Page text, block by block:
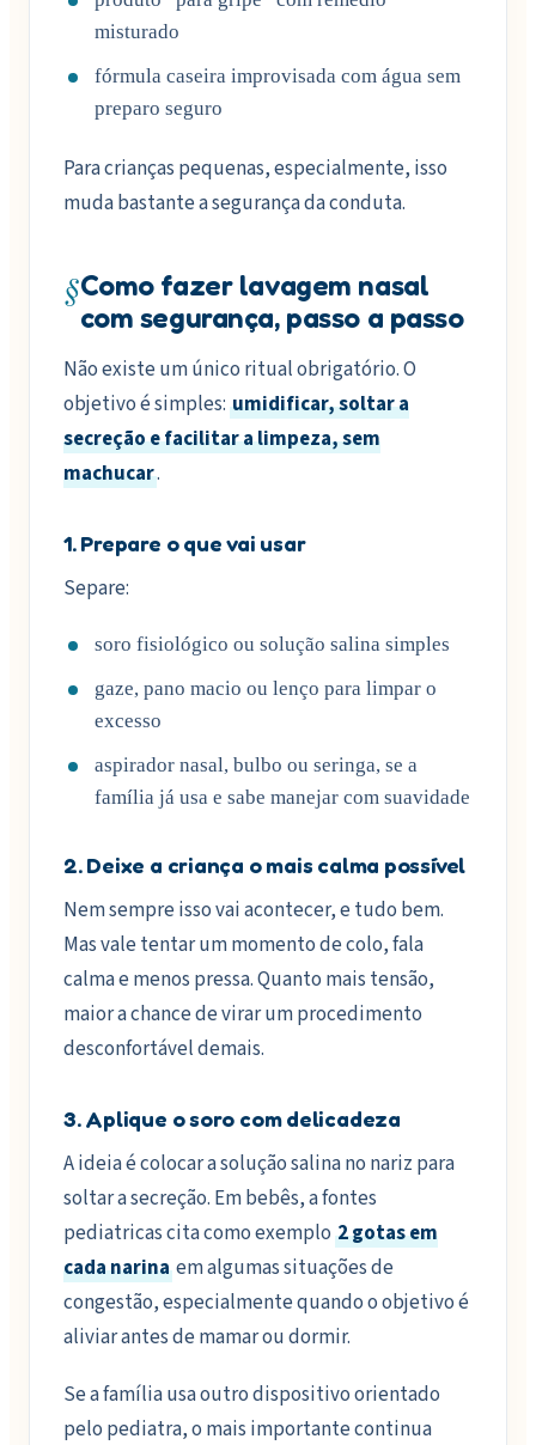
misturado
fórmula caseira improvisada com água sem
preparo seguro
Para crianças pequenas, especialmente, isso
muda bastante a segurança da conduta.
§Como fazer lavagem nasal
com segurança, passo a passo
Não existe um único ritual obrigatório. O
objetivo é simples: umidificar, soltar a
secreção e facilitar a limpeza, sem
machucar.
1. Prepare o que vai usar
Separe:
soro fisiológico ou solução salina simples
gaze, pano macio ou lenço para limpar o
excesso
aspirador nasal, bulbo ou seringa, se a
família já usa e sabe manejar com suavidade
2. Deixe a criança o mais calma possível
Nem sempre isso vai acontecer, e tudo bem.
Mas vale tentar um momento de colo, fala
calma e menos pressa. Quanto mais tensão,
maior a chance de virar um procedimento
desconfortável demais.
3. Aplique o soro com delicadeza
A ideia é colocar a solução salina no nariz para
soltar a secreção. Em bebês, a fontes
pediatricas cita como exemplo 2 gotas em
cada narina em algumas situações de
congestão, especialmente quando o objetivo é
aliviar antes de mamar ou dormir.
Se a família usa outro dispositivo orientado
pelo pediatra, o mais importante continua